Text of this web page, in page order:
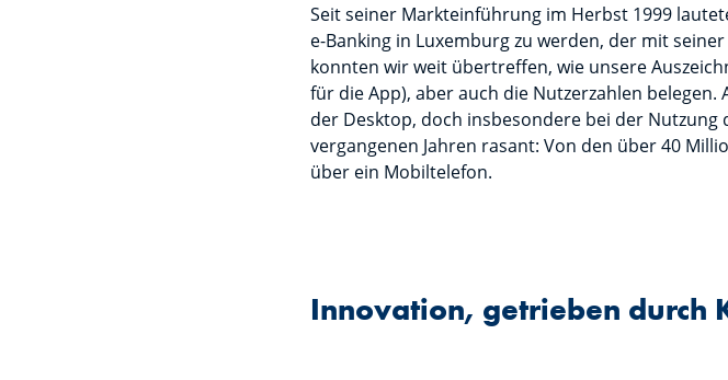
Seit seiner Markteinführung im Herbst 1999
e-Banking in Luxemburg zu werden, der mit
konnten wir weit übertreffen, wie unsere
für die App), aber auch die Nutzerzahlen
der Desktop, doch insbesondere bei der
vergangenen Jahren rasant: Von den über 40
über ein Mobiltelefon.
Innovation, getrieben durch